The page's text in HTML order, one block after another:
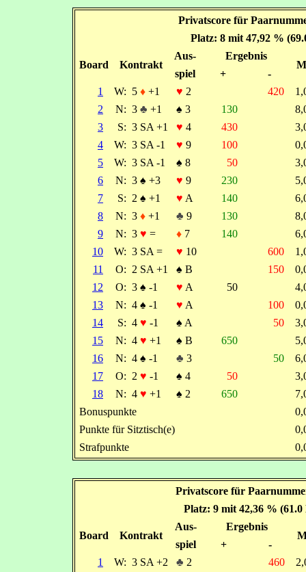
Privatscore für
Platz: 8 mit 47,92 %
Board Kontrakt
Aus- Ergebnis
spiel +
-
1
W: 5 ♦ +1 ♥ 2 420
2
N: 3 ♣ +1 ♠ 3 130
3
S: 3 SA +1 ♥ 4 430
4
W: 3 SA -1 ♥ 9 100
5
W: 3 SA -1 ♠ 8 50
6
N: 3 ♠ +3 ♥ 9 230
7
S: 2 ♠ +1 ♥ A 140
8
N: 3 ♦ +1 ♣ 9 130
9
N: 3 ♥ = ♦ 7 140
10
W: 3 SA = ♥ 10 600
11
O: 2 SA +1 ♠ B 150
12
O: 3 ♠ -1 ♥ A 50
13
N: 4 ♠ -1 ♥ A 100
14
S: 4 ♥ -1 ♠ A 50
15
N: 4 ♥ +1 ♠ B 650
16
N: 4 ♠ -1 ♣ 3 50
17
O: 2 ♥ -1 ♠ 4 50
18
N: 4 ♥ +1 ♠ 2 650
Bonuspunkte
Punkte für Sitztisch(e)
Strafpunkte
Privatscore für
Platz: 9 mit 42,36 %
Board Kontrakt
Aus- Ergebnis
spiel +
-
1
W: 3 SA +2 ♣ 2 460